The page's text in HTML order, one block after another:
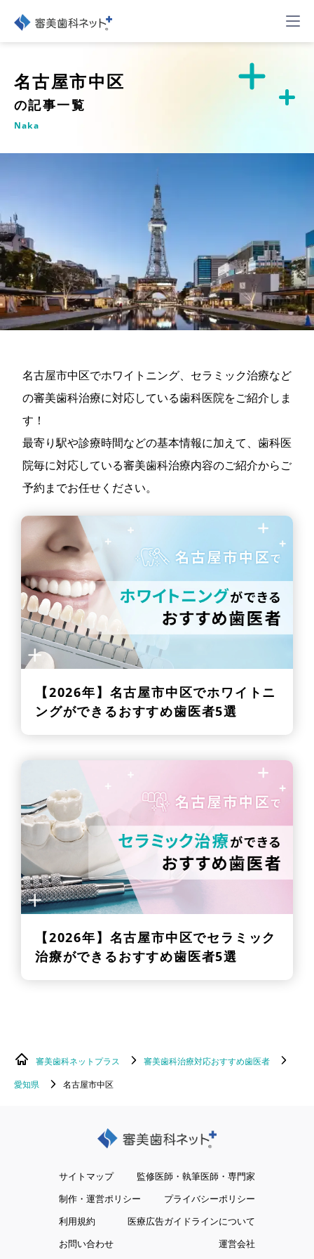
名古屋市中区
の記事一覧
Naka
名古屋市中区でホワイトニング、セラミック治療など
の審美歯科治療に対応している歯科医院をご紹介しま
す！
最寄り駅や診療時間などの基本情報に加えて、歯科医
院毎に対応している審美歯科治療内容のご紹介からご
予約までお任せください。
【2026年】 名古屋市中区でホワイトニ
ングができるおすすめ歯医者5選
【2026年】 名古屋市中区でセラミック
治療ができるおすすめ歯医者5選
審美歯科ネットプラス
審美歯科治療対応おすすめ歯医者
愛知県
名古屋市中区
サイトマップ
監修医師・執筆医師・専門家
制作・運営ポリシー
プライバシーポリシー
利用規約
医療広告ガイドラインについて
お問い合わせ
運営会社